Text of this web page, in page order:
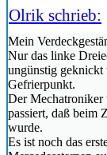
Olrik schrieb:
Mein
Nur das linke
ungünstig geknickt
Gefrierpunkt.
Der Mechatroniker
passiert, daß beim
wurde.
Es ist noch das